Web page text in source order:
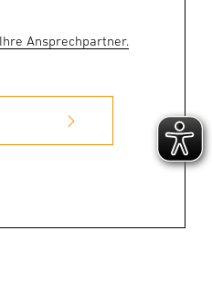
Ihre Ansprechpartner.